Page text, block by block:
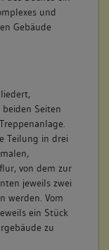
der
und
Gebäude
Seiten
Teilung in drei
von dem zur
jeweils zwei
werden. Vom
ein Stück
zu